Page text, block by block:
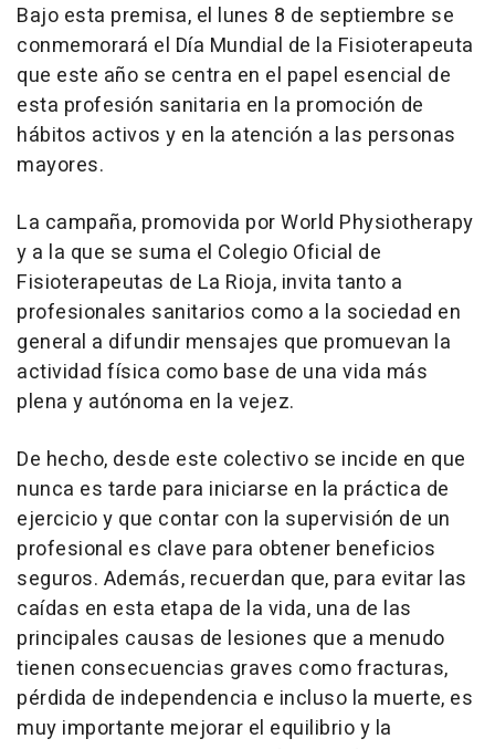
Bajo esta premisa, el lunes 8 de septiembre se
conmemorará el Día Mundial de la Fisioterapeuta
que este año se centra en el papel esencial de
esta profesión sanitaria en la promoción de
hábitos activos y en la atención a las personas
mayores.
La campaña, promovida por World Physiotherapy
y a la que se suma el Colegio Oficial de
Fisioterapeutas de La Rioja, invita tanto a
profesionales sanitarios como a la sociedad en
general a difundir mensajes que promuevan la
actividad física como base de una vida más
plena y autónoma en la vejez.
De hecho, desde este colectivo se incide en que
nunca es tarde para iniciarse en la práctica de
ejercicio y que contar con la supervisión de un
profesional es clave para obtener beneficios
seguros. Además, recuerdan que, para evitar las
caídas en esta etapa de la vida, una de las
principales causas de lesiones que a menudo
tienen consecuencias graves como fracturas,
pérdida de independencia e incluso la muerte, es
muy importante mejorar el equilibrio y la